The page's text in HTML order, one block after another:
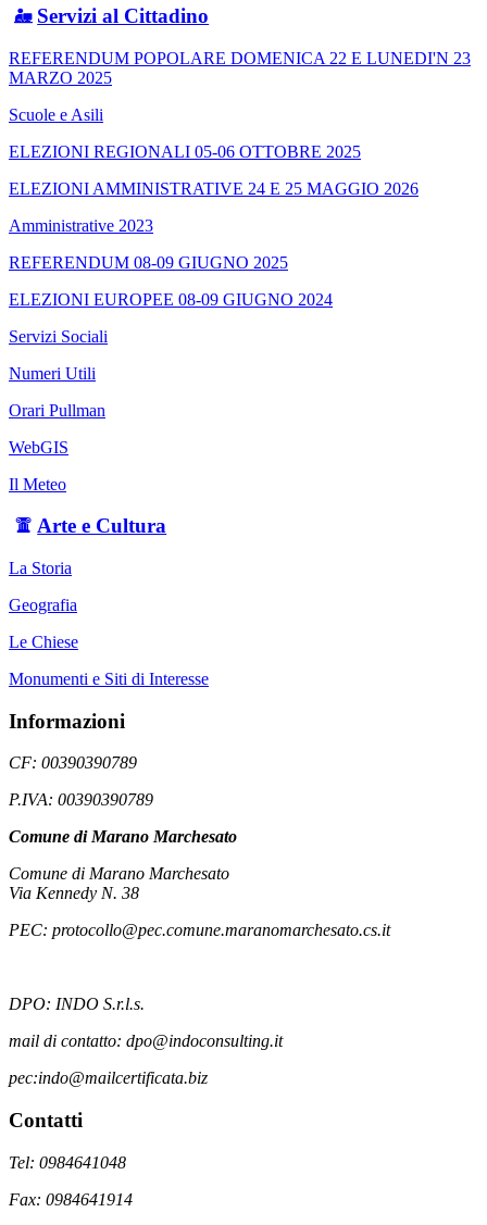
Servizi al Cittadino
REFERENDUM POPOLARE DOMENICA 22 E LUNEDI'N 23
MARZO 2025
Scuole e Asili
ELEZIONI REGIONALI 05-06 OTTOBRE 2025
ELEZIONI AMMINISTRATIVE 24 E 25 MAGGIO 2026
Amministrative 2023
REFERENDUM 08-09 GIUGNO 2025
ELEZIONI EUROPEE 08-09 GIUGNO 2024
Servizi Sociali
Numeri Utili
Orari Pullman
WebGIS
Il Meteo
Arte e Cultura
La Storia
Geografia
Le Chiese
Monumenti e Siti di Interesse
Informazioni
CF: 00390390789
P.IVA: 00390390789
Comune di Marano Marchesato
Comune di Marano Marchesato
Via Kennedy N. 38
PEC: protocollo@pec.comune.maranomarchesato.cs.it
DPO: INDO S.r.l.s.
mail di contatto: dpo@indoconsulting.it
pec:indo@mailcertificata.biz
Contatti
Tel: 0984641048
Fax: 0984641914